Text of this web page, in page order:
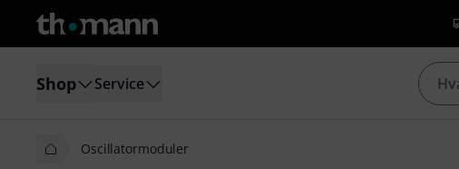
Shop Service
Oscillatormoduler